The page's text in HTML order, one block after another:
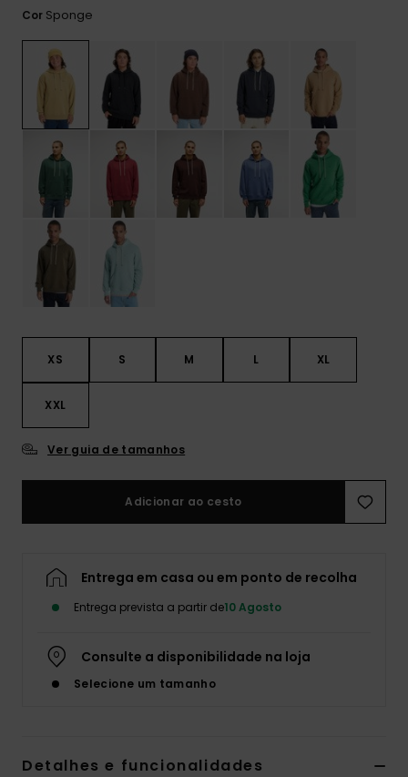
Cor Sponge
XS S M L XL
XXL
Ver guia de tamanhos
Adicionar ao cesto
Entrega em casa ou em ponto de recolha
Entrega prevista a partir de10 Agosto
Consulte a disponibilidade na loja
Selecione um tamanho
Detalhes e funcionalidades